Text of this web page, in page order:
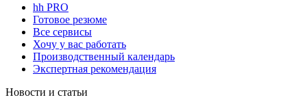
hh PRO
Готовое резюме
Все сервисы
Хочу у вас работать
Производственный календарь
Экспертная рекомендация
Новости и статьи